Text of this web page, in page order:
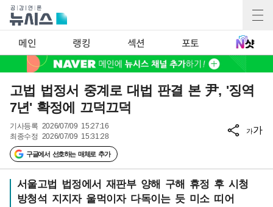
메인 랭킹 섹션 포토
고법 법정서 중계로 대법 판결 본 尹, '징역
7년' 확정에 끄덕끄덕
기사등록 2026/07/09 15:27:16
최종수정 2026/07/09 15:31:28
구글에서 선호하는 매체로 추가
가가
서울고법 법정에서 재판부 양해 구해 휴정 후 시청
방청석 지지자 울먹이자 다독이는 듯 미소 띠어